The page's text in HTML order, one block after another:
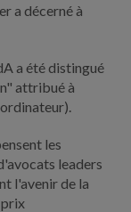
a décerné à
a été distingué
attribué à
les
leaders
l'avenir de la
prix